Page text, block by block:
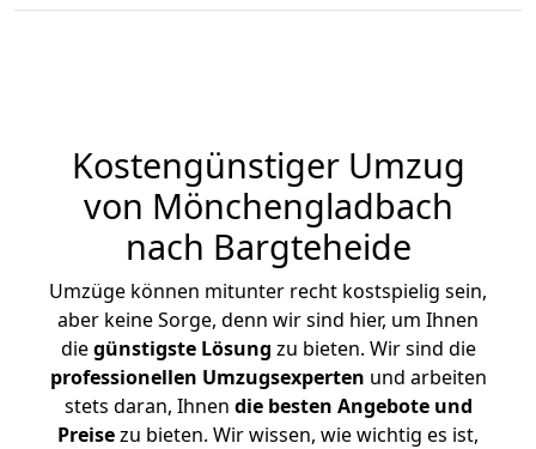
Kostengünstiger Umzug
von Mönchengladbach
nach Bargteheide
Umzüge können mitunter recht kostspielig sein,
aber keine Sorge, denn wir sind hier, um Ihnen
diegünstigste Lösung zu bieten. Wir sind die
professionellen Umzugsexperten und arbeiten
stets daran, Ihnen die besten Angebote und
Preisezu bieten. Wir wissen, wie wichtig es ist,